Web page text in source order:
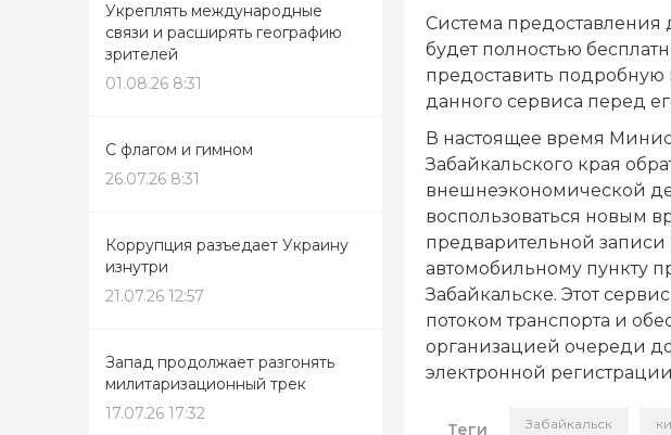
Укреплять международные
связи и расширять географию
зрителей
01.08.26 8:31
С флагом и гимном
26.07.26 8:31
Коррупция разъедает Украину
изнутри
21.07.26 12:57
Запад продолжает разгонять
милитаризационный трек
17.07.26 17:32
Система
будет полностью
предоставить
данного сервиса перед
В настоящее время
Забайкальского края
внешнеэкономической
воспользоваться новым
предварительной
автомобильному пункту
Забайкальске. Этот
потоком транспорта и
организацией очереди
электронной
Теги Забайкальск